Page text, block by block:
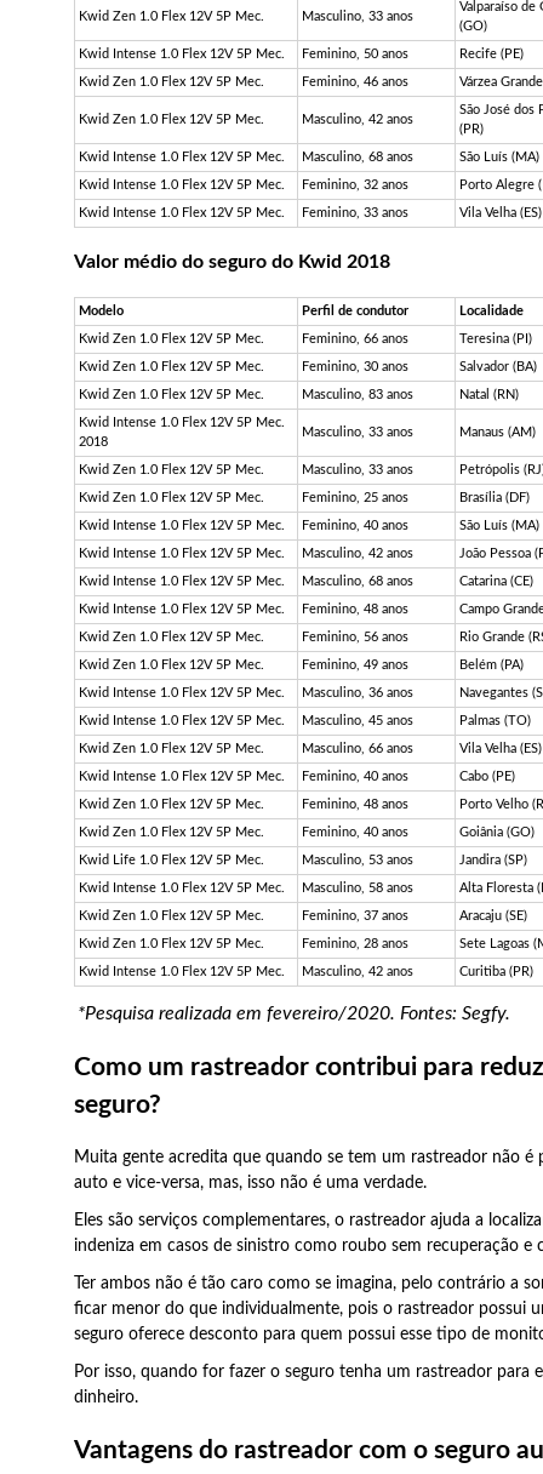
Kwid Zen 1.0 Flex 12V 5P Mec. Masculino, 33 anos
Valparaíso de
(GO)
Kwid Intense 1.0 Flex 12V 5P Mec. Feminino, 50 anos Recife (PE)
Kwid Zen 1.0 Flex 12V 5P Mec. Feminino, 46 anos Várzea
Kwid Zen 1.0 Flex 12V 5P Mec. Masculino, 42 anos
São José dos
(PR)
Kwid Intense 1.0 Flex 12V 5P Mec. Masculino, 68 anos São Luís (MA)
Kwid Intense 1.0 Flex 12V 5P Mec. Feminino, 32 anos Porto Alegre
Kwid Intense 1.0 Flex 12V 5P Mec. Feminino, 33 anos Vila Velha (ES)
Valor médio do seguro do Kwid 2018
Modelo Perfil de condutor Localidade
Kwid Zen 1.0 Flex 12V 5P Mec. Feminino, 66 anos Teresina (PI)
Kwid Zen 1.0 Flex 12V 5P Mec. Feminino, 30 anos Salvador (BA)
Kwid Zen 1.0 Flex 12V 5P Mec. Masculino, 83 anos Natal (RN)
Kwid Intense 1.0 Flex 12V 5P Mec.
2018
Masculino, 33 anos Manaus (AM)
Kwid Zen 1.0 Flex 12V 5P Mec. Masculino, 33 anos Petrópolis
Kwid Zen 1.0 Flex 12V 5P Mec. Feminino, 25 anos Brasília (DF)
Kwid Intense 1.0 Flex 12V 5P Mec. Feminino, 40 anos São Luís (MA)
Kwid Intense 1.0 Flex 12V 5P Mec. Masculino, 42 anos João Pessoa
Kwid Intense 1.0 Flex 12V 5P Mec. Masculino, 68 anos Catarina (CE)
Kwid Intense 1.0 Flex 12V 5P Mec. Feminino, 48 anos Campo
Kwid Zen 1.0 Flex 12V 5P Mec. Feminino, 56 anos Rio Grande
Kwid Zen 1.0 Flex 12V 5P Mec. Feminino, 49 anos Belém (PA)
Kwid Intense 1.0 Flex 12V 5P Mec. Masculino, 36 anos Navegantes
Kwid Intense 1.0 Flex 12V 5P Mec. Masculino, 45 anos Palmas (TO)
Kwid Zen 1.0 Flex 12V 5P Mec. Masculino, 66 anos Vila Velha (ES)
Kwid Intense 1.0 Flex 12V 5P Mec. Feminino, 40 anos Cabo (PE)
Kwid Zen 1.0 Flex 12V 5P Mec. Feminino, 48 anos Porto Velho
Kwid Zen 1.0 Flex 12V 5P Mec. Feminino, 40 anos Goiânia (GO)
Kwid Life 1.0 Flex 12V 5P Mec. Masculino, 53 anos Jandira (SP)
Kwid Intense 1.0 Flex 12V 5P Mec. Masculino, 58 anos Alta Floresta
Kwid Zen 1.0 Flex 12V 5P Mec. Feminino, 37 anos Aracaju (SE)
Kwid Zen 1.0 Flex 12V 5P Mec. Feminino, 28 anos Sete Lagoas
Kwid Intense 1.0 Flex 12V 5P Mec. Masculino, 42 anos Curitiba (PR)
*Pesquisa realizada em fevereiro/2020. Fontes: Segfy.
Como um rastreador contribui para
seguro?
Muita gente acredita que quando se tem um rastreador não é
auto e vice-versa, mas, isso não é uma verdade.
Eles são serviços complementares, o rastreador ajuda a
indeniza em casos de sinistro como roubo sem recuperação e
Ter ambos não é tão caro como se imagina, pelo contrário a
ficar menor do que individualmente, pois o rastreador possui
seguro oferece desconto para quem possui esse tipo de
Por isso, quando for fazer o seguro tenha um rastreador para
dinheiro.
Vantagens do rastreador com o seguro